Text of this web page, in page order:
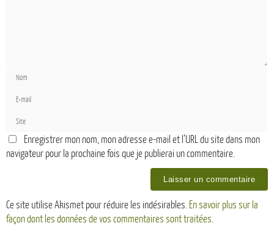
Enregistrer mon nom, mon adresse e-mail et l’URL du site dans mon
navigateur pour la prochaine fois que je publierai un commentaire.
Ce site utilise Akismet pour réduire les indésirables. En savoir plus sur la
façon dont les données de vos commentaires sont traitées